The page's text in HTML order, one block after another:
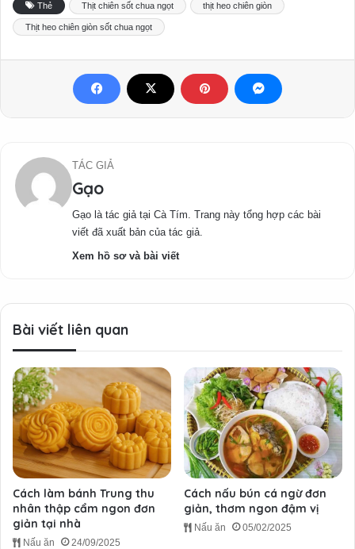
Thẻ Thịt chiên sốt chua ngọt thịt heo chiên giòn
Thịt heo chiên giòn sốt chua ngọt
TÁC GIẢ
Gạo
Gạo là tác giả tại Cà Tím. Trang này tổng hợp các bài
viết đã xuất bản của tác giả.
Xem hồ sơ và bài viết
Bài viết liên quan
Cách làm bánh Trung thu
nhân thập cẩm ngon đơn
giản tại nhà
Nấu ăn 24/09/2025
Cách nấu bún cá ngừ đơn
giản, thơm ngon đậm vị
Nấu ăn 05/02/2025